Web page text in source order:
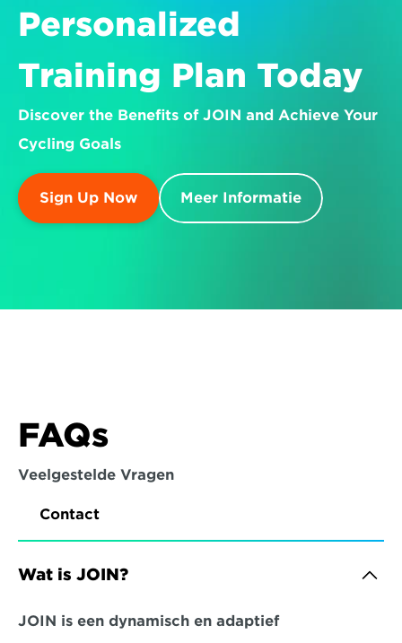
Personalized
Training Plan Today
Discover the Benefits of JOIN and Achieve Your
Cycling Goals
Sign Up Now Meer Informatie
FAQs
Veelgestelde Vragen
Contact
Wat is JOIN?
JOIN is een dynamisch en adaptief